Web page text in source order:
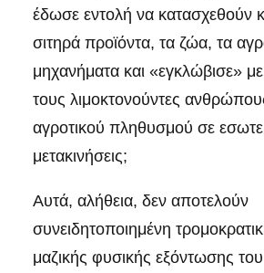
έδωσε εντολή να κατασχεθούν
σιτηρά προϊόντα, τα ζώα, τα
μηχανήματα και «εγκλώβισε»
τους λιμοκτονούντες
αγροτικού πληθυσμού σε
μετακινήσεις;
Αυτά, αλήθεια, δεν αποτελούν
συνειδητοποιημένη
μαζικής φυσικής εξόντωσης